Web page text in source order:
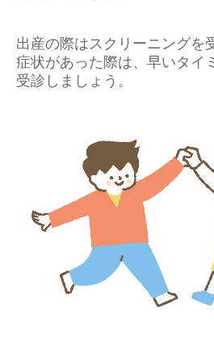
出産の際はスクリーニングを
症状があった際は、早いタイ
受診しましょう。